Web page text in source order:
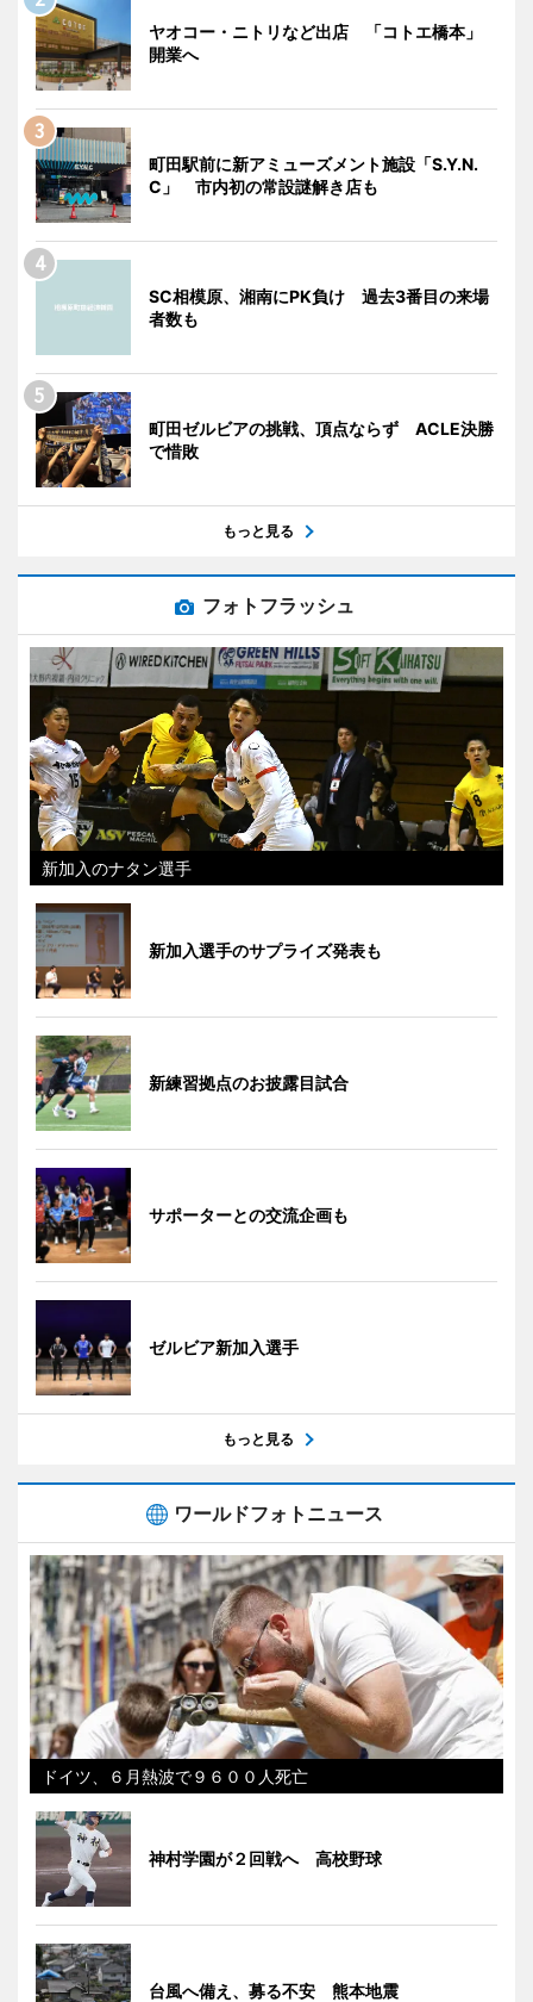
ヤオコー・ニトリなど出店 「コトエ橋本」
開業へ
町田駅前に新アミューズメント施設「S.Y.N.
C」 市内初の常設謎解き店も
SC相模原、湘南にPK負け 過去3番目の来場
者数も
町田ゼルビアの挑戦、頂点ならず ACLE決勝
で惜敗
もっと見る
フォトフラッシュ
新加入のナタン選手
新加入選手のサプライズ発表も
新練習拠点のお披露目試合
サポーターとの交流企画も
ゼルビア新加入選手
もっと見る
ワールドフォトニュース
ドイツ、６月熱波で９６００人死亡
神村学園が２回戦へ 高校野球
台風へ備え、募る不安 熊本地震